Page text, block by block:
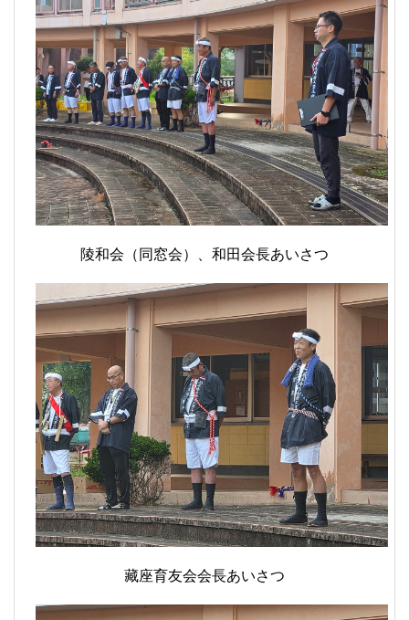
陵和会（同窓会）、和田会長あいさつ
藏座育友会会長あいさつ